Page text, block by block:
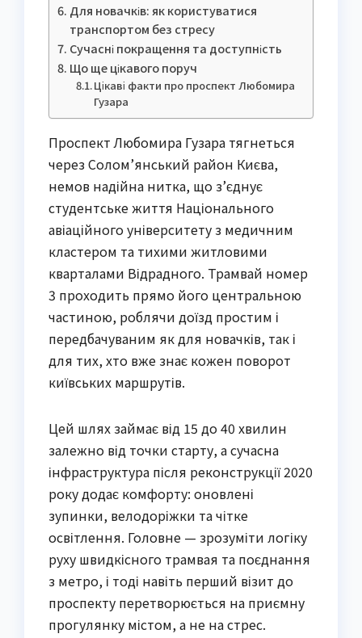
Для новачків: як користуватися
транспортом без стресу
Сучасні покращення та доступність
Що ще цікавого поруч
Цікаві факти про проспект Любомира
Гузара
Проспект Любомира Гузара тягнеться
через Солом’янський район Києва,
немов надійна нитка, що з’єднує
студентське життя Національного
авіаційного університету з медичним
кластером та тихими житловими
кварталами Відрадного. Трамвай номер
3 проходить прямо його центральною
частиною, роблячи доїзд простим і
передбачуваним як для новачків, так і
для тих, хто вже знає кожен поворот
київських маршрутів.
Цей шлях займає від 15 до 40 хвилин
залежно від точки старту, а сучасна
інфраструктура після реконструкції 2020
року додає комфорту: оновлені
зупинки, велодоріжки та чітке
освітлення. Головне — зрозуміти логіку
руху швидкісного трамвая та поєднання
з метро, і тоді навіть перший візит до
проспекту перетворюється на приємну
прогулянку містом, а не на стрес.